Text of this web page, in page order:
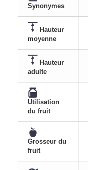
Synonymes
Hauteur
moyenne
Hauteur
adulte
Utilisation
du fruit
Grosseur du
fruit